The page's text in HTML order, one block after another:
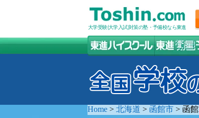
大学受験(大学入試)対策の塾・予備校なら東進
Home > 北海道 > 函館市 > 函